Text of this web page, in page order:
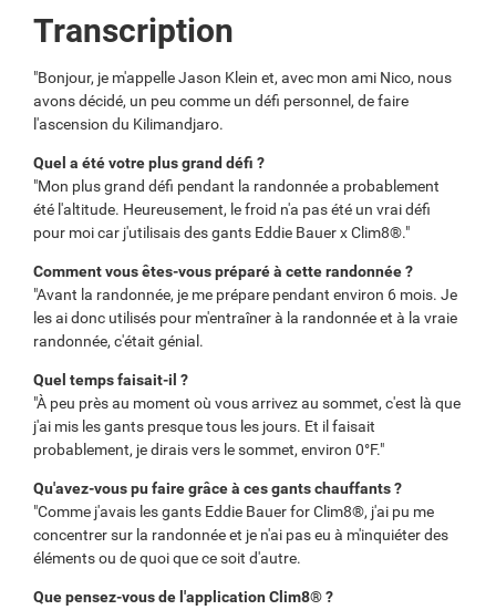
Transcription
"Bonjour, je m'appelle Jason Klein et, avec mon ami Nico, nous
avons décidé, un peu comme un défi personnel, de faire
l'ascension du Kilimandjaro.
Quel a été votre plus grand défi ?
"Mon plus grand défi pendant la randonnée a probablement
été l'altitude. Heureusement, le froid n'a pas été un vrai défi
pour moi car j'utilisais des gants Eddie Bauer x Clim8®."
Comment vous êtes-vous préparé à cette randonnée ?
"Avant la randonnée, je me prépare pendant environ 6 mois. Je
les ai donc utilisés pour m'entraîner à la randonnée et à la vraie
randonnée, c'était génial.
Quel temps faisait-il ?
"À peu près au moment où vous arrivez au sommet, c'est là que
j'ai mis les gants presque tous les jours. Et il faisait
probablement, je dirais vers le sommet, environ 0°F."
Qu'avez-vous pu faire grâce à ces gants chauffants ?
"Comme j'avais les gants Eddie Bauer for Clim8®, j'ai pu me
concentrer sur la randonnée et je n'ai pas eu à m'inquiéter des
éléments ou de quoi que ce soit d'autre.
Que pensez-vous de l'application Clim8® ?